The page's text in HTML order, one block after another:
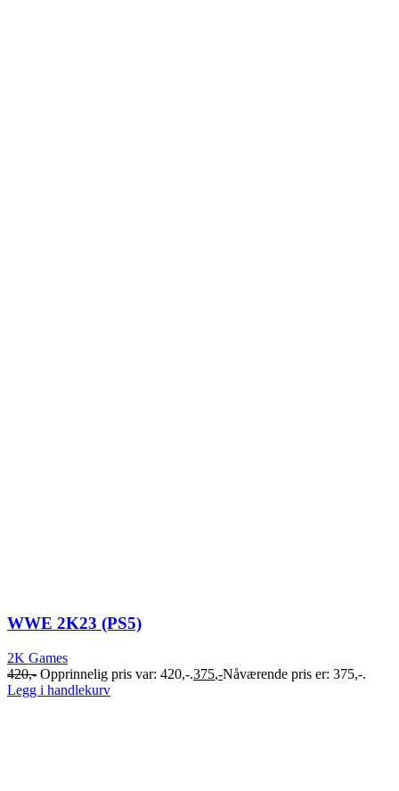
WWE 2K23 (PS5)
2K Games
420,- Opprinnelig pris var: 420,-.375,-Nåværende pris er: 375,-.
Legg i handlekurv